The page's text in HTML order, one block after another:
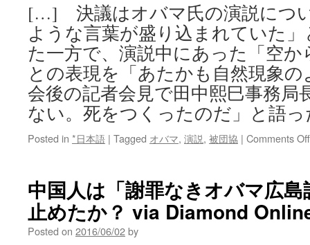
[…] 決議はオバマ氏の演説につ
ような言葉が盛り込まれていた
た一方で、演説中にあった「空
との表現を「あたかも自然現象
会後の記者会見で田中熙巳事務局
ない。死をつくったのだ」と語
Posted in *日本語 | Tagged オバマ, 演説, 被団協 | Comments Off
中国人は「謝罪なきオバマ広
止めたか？ via Diamond
Posted on 2016/06/02by